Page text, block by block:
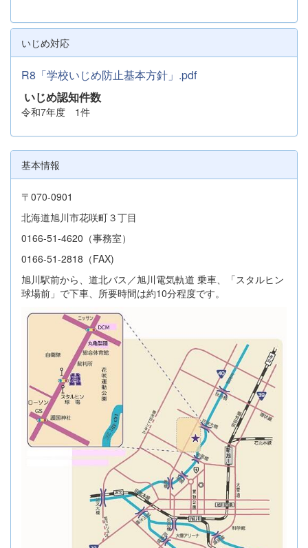
いじめ対応
R8「学校いじめ防止基本方針」.pdf
いじめ認知件数
令和7年度 1件
基本情報
〒070-0901
北海道旭川市花咲町３丁目
0166-51-4620（事務室）
0166-51-2818（FAX)
旭川駅前から、道北バス／旭川電気軌道 乗車、「スタルヒン
球場前」で下車、所要時間は約10分程度です。